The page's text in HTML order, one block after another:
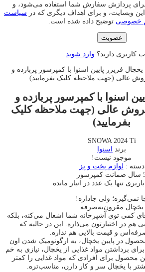
پردازش سفارش شما استفاده می‌شود، و
این وبسایت، و برای اهداف دیگری که در سیاست
خصوصی توضیح داده شده است.
عضویت
کاربری دارید؟ وارد شوید
یخچال فریزر پایین اسنوا با کمپرسور پربازده و
عالی (جهت ملاحظه کلیک بفرمایید)
اسنوا با کمپرسور پربازده و
عالی (جهت ملاحظه کلیک
بفرمایید)
SNOWA 2024 Ti
برند اسنوا
موجود نیست!
دسته : لوازم پخت و پز
باربریتنها یک عدد در انبار مانده
نمی‌گیره؛ ولی جاداره!
یخچال مقرون‌به‌صرفه
کمی توی آشپرخانه شما اشغال می‌کنه، بلکه
هم در اختیارتون می‌ذاره. این در حالیه که
و قیمت بالایی هم نداره.
در پایین یخچال، به ارگونومیک شدن اون
برداشتن مواد غذایی از یخچال، نیازی به خم
محصول برای افرادی که مواد غذایی را کمتر
با یخچال سر و کار دارن، مناسب‌تره.